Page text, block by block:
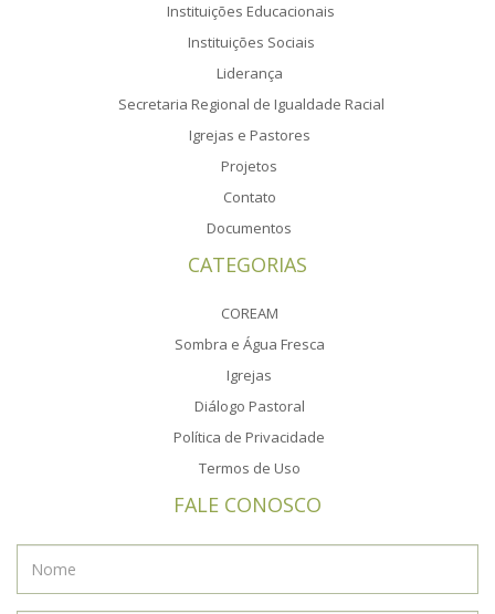
Instituições Educacionais
Instituições Sociais
Liderança
Secretaria Regional de Igualdade Racial
Igrejas e Pastores
Projetos
Contato
Documentos
CATEGORIAS
COREAM
Sombra e Água Fresca
Igrejas
Diálogo Pastoral
Política de Privacidade
Termos de Uso
FALE CONOSCO